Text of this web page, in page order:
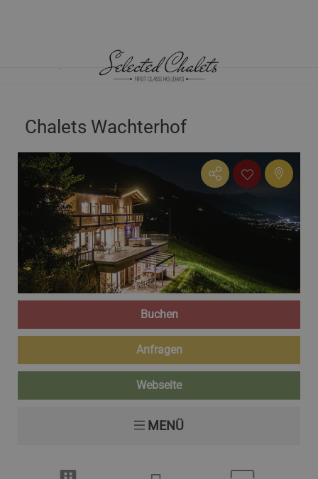
CHALETS ÖSTERREICH TIROL CHALETS WACHTERHOF
Chalets Wachterhof
Buchen
Anfragen
Webseite
MENÜ